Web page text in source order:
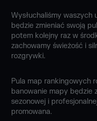
Wysłuchaliśmy waszych
będzie zmieniać swoją
potem kolejny raz w
zachowamy świeżość i
rozgrywki.
Pula map rankingowych
banowanie mapy będzie
sezonowej i
promowana.